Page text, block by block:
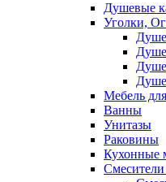
Душевые
Уголки,
Мебель
Ванны
Унитазы
Раковины
Кухонные